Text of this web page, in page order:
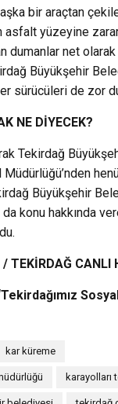
bir araçtan
asfalt yüzeyine
dumanlar net
Büyükşehir
sürücüleri de zor
NE DİYECEK?
Tekirdağ
Müdürlüğü’nden
Büyükşehir
da konu hakkında
CANLI
kar küreme
karayolları